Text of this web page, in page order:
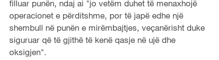
filluar punën, ndaj ai "jo vetëm duhet të menaxhojë
operacionet e përditshme, por të japë edhe një
shembull në punën e mirëmbajtjes, veçanërisht duke
siguruar që të gjithë të kenë qasje në ujë dhe
oksigjen".